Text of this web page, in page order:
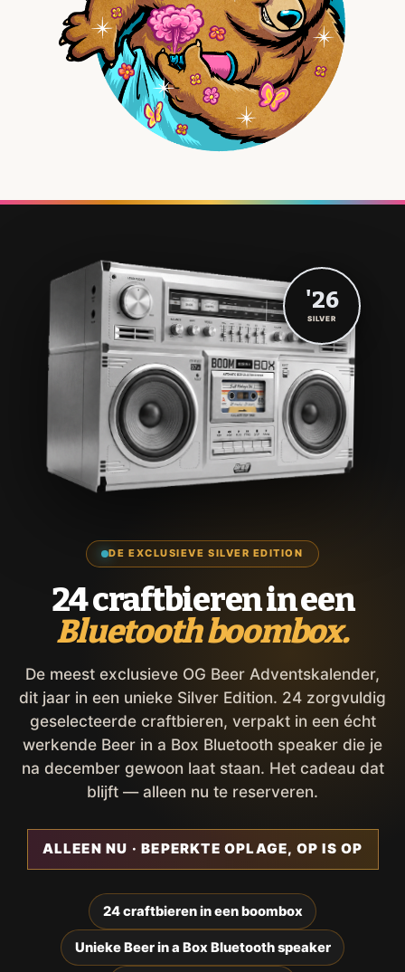
DE EXCLUSIEVE SILVER EDITION
24 craftbieren in een
Bluetooth boombox.
De meest exclusieve OG Beer Adventskalender,
dit jaar in een unieke Silver Edition. 24 zorgvuldig
geselecteerde craftbieren, verpakt in een écht
werkende Beer in a Box Bluetooth speaker die je
na december gewoon laat staan. Het cadeau dat
blijft — alleen nu te reserveren.
ALLEEN NU · BEPERKTE OPLAGE, OP IS OP
24 craftbieren in een boombox
Unieke Beer in a Box Bluetooth speaker
'26
SILVER